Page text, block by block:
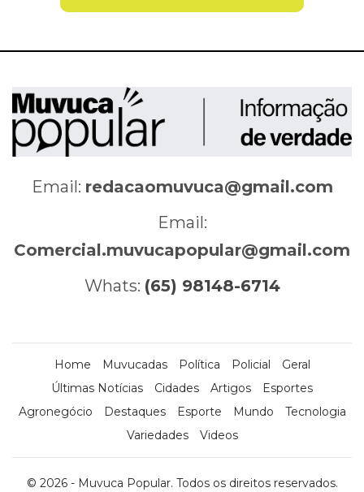
Email: redacaomuvuca@gmail.com
Email:
Comercial.muvucapopular@gmail.com
Whats: (65) 98148-6714
Home Muvucadas Política Policial
Geral
Últimas Notícias
Cidades Artigos
Esportes
Agronegócio
Destaques Esporte Mundo
Tecnologia
Variedades
Videos
© 2026 - Muvuca Popular. Todos os direitos reservados.